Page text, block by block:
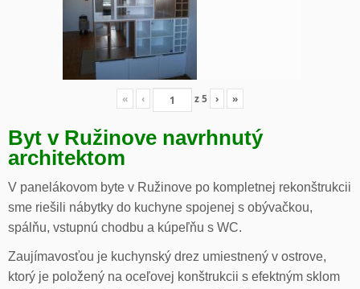
« ‹ z5 › »
Byt v Ružinove navrhnutý
architektom
V panelákovom byte v Ružinove po kompletnej rekonštrukcii
sme riešili nábytky do kuchyne spojenej s obývačkou,
spálňu, vstupnú chodbu a kúpeľňu s WC.
Zaujímavosťou je kuchynský drez umiestnený v ostrove,
ktorý je položený na oceľovej konštrukcii s efektným sklom